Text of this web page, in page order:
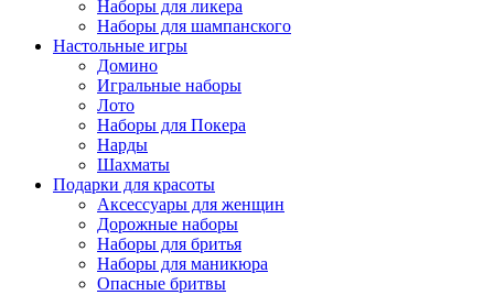
Наборы для ликера
Наборы для шампанского
Настольные игры
Домино
Игральные наборы
Лото
Наборы для Покера
Нарды
Шахматы
Подарки для красоты
Аксессуары для женщин
Дорожные наборы
Наборы для бритья
Наборы для маникюра
Опасные бритвы